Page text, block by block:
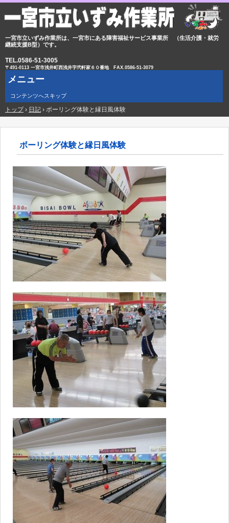
一宮市立いずみ作業所は、一宮市にある障害福祉サービス事業所 （生活介護・就労
継続支援B型）です。
TEL.0586-51-3005
〒491-0113 一宮市浅井町西浅井字弐軒家６０番地 FAX.0586-51-3079
メニュー
コンテンツへスキップ
トップ › 日記 › ボーリング体験と縁日風体験
ボーリング体験と縁日風体験